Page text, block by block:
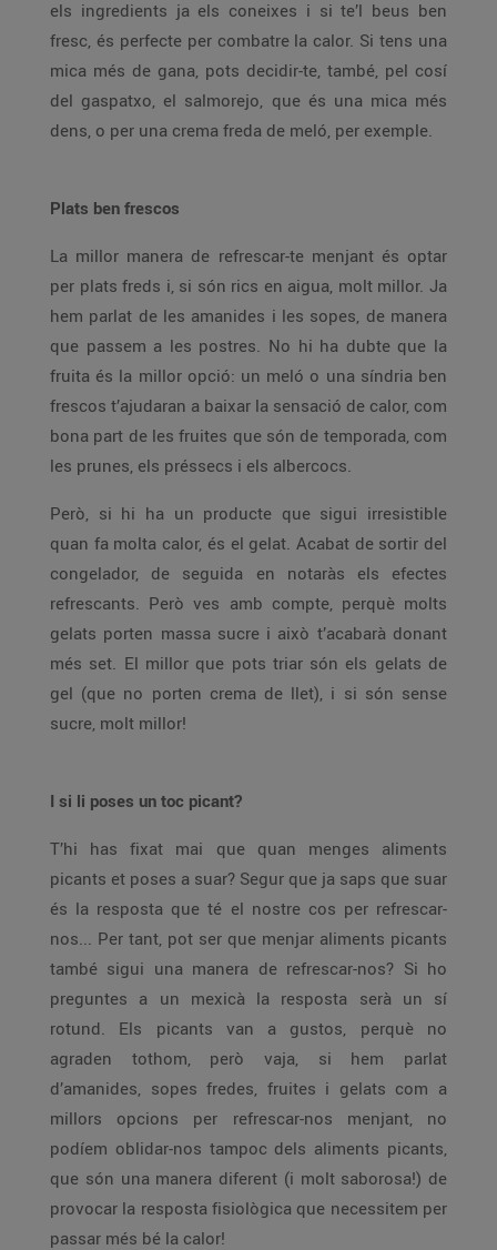
els ingredients ja els coneixes i si te’l beus ben
fresc, és perfecte per combatre la calor. Si tens una
mica més de gana, pots decidir-te, també, pel cosí
del gaspatxo, el salmorejo, que és una mica més
dens, o per una crema freda de meló, per exemple.
Plats ben frescos
La millor manera de refrescar-te menjant és optar
per plats freds i, si són rics en aigua, molt millor. Ja
hem parlat de les amanides i les sopes, de manera
que passem a les postres. No hi ha dubte que la
fruita és la millor opció: un meló o una síndria ben
frescos t’ajudaran a baixar la sensació de calor, com
bona part de les fruites que són de temporada, com
les prunes, els préssecs i els albercocs.
Però, si hi ha un producte que sigui irresistible
quan fa molta calor, és el gelat. Acabat de sortir del
congelador, de seguida en notaràs els efectes
refrescants. Però ves amb compte, perquè molts
gelats porten massa sucre i això t’acabarà donant
més set. El millor que pots triar són els gelats de
gel (que no porten crema de llet), i si són sense
sucre, molt millor!
I si li poses un toc picant?
T’hi has fixat mai que quan menges aliments
picants et poses a suar? Segur que ja saps que suar
és la resposta que té el nostre cos per refrescar-
nos... Per tant, pot ser que menjar aliments picants
també sigui una manera de refrescar-nos? Si ho
preguntes a un mexicà la resposta serà un sí
rotund. Els picants van a gustos, perquè no
agraden tothom, però vaja, si hem parlat
d’amanides, sopes fredes, fruites i gelats com a
millors opcions per refrescar-nos menjant, no
podíem oblidar-nos tampoc dels aliments picants,
que són una manera diferent (i molt saborosa!) de
provocar la resposta fisiològica que necessitem per
passar més bé la calor!